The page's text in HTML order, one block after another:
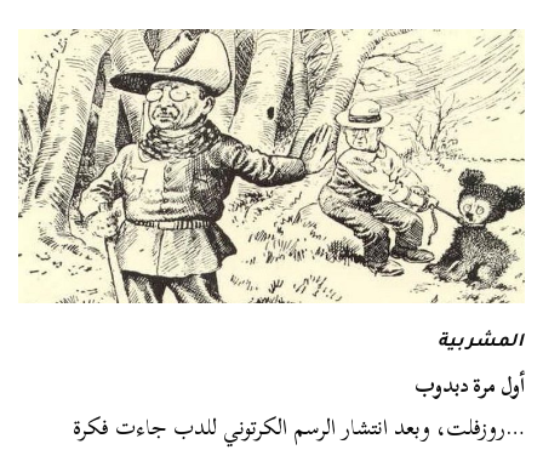
المشربية
أول مرة دبدوب
…روزفلت، وبعد انتشار الرسم الكرتوني للدب جاءت فكرة